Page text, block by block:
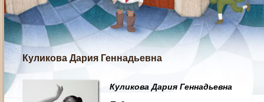
Куликова Дария Геннадьевна
Куликова Дария Геннадьевна